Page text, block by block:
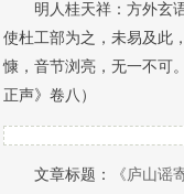
明人桂天祥：方外玄
使杜工部为之，未易及此
慷，音节浏亮，无一不可
正声》卷八）
文章标题：
《庐山谣